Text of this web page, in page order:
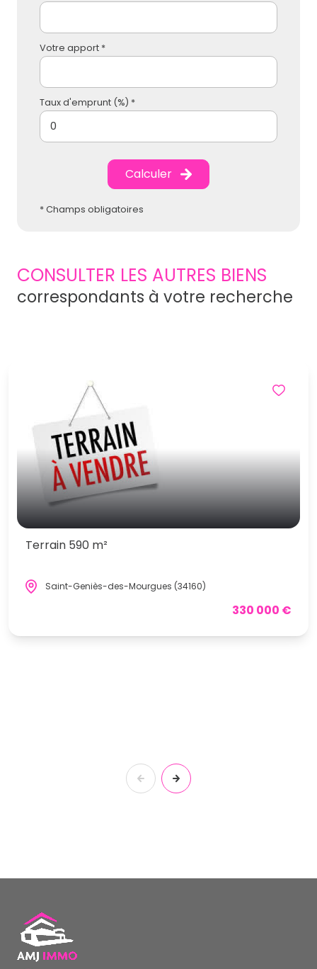
Votre apport *
Taux d'emprunt (%) *
Calculer
* Champs obligatoires
CONSULTER LES AUTRES BIENS
correspondants à votre recherche
Terrain 590 m²
Saint-Geniès-des-Mourgues (34160)
330 000 €